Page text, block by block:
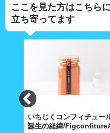
ここを見た方はこちら
立ち寄ってます
いちじくコンフィチュー
誕生の経緯/